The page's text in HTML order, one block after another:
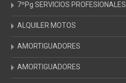
7ºPg SERVICIOS PROFESIONALES
ALQUILER MOTOS
AMORTIGUADORES
AMORTIGUADORES